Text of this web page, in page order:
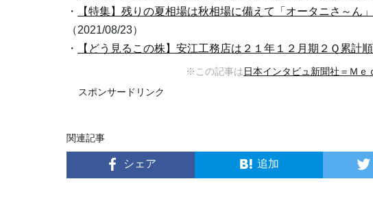
・
【特集】残りの夏相場は秋相場に備えて「オータニさ～ん
（2021/08/23）
・
【どう見るこの株】安江工務店は２１年１２月期２Ｑ累計
※この記事は日本インタビュ新聞社＝Ｍｅ
スポンサードリンク
関連記事
シェア 追加